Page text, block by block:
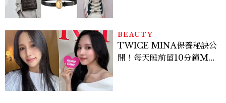
BEAUTY
TWICE MINA保養秘訣公
開！每天睡前留10分鐘ME